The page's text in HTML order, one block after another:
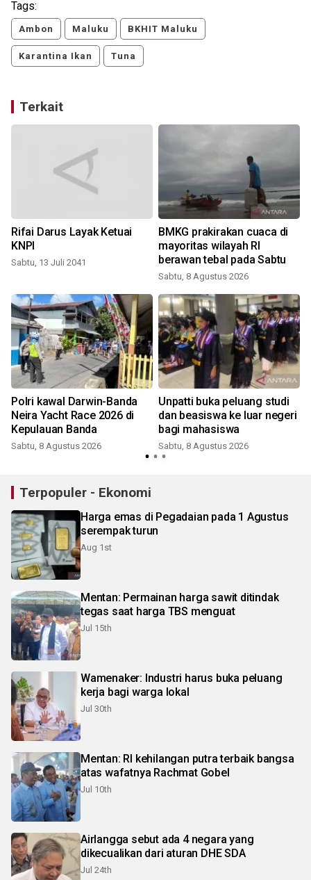
Tags:
Ambon Maluku BKHIT Maluku
Karantina Ikan Tuna
Terkait
Rifai Darus Layak Ketuai
KNPI
Sabtu, 13 Juli 2041
BMKG prakirakan cuaca di
mayoritas wilayah RI
berawan tebal pada Sabtu
Sabtu, 8 Agustus 2026
Polri kawal Darwin-Banda
Neira Yacht Race 2026 di
Kepulauan Banda
Sabtu, 8 Agustus 2026
Unpatti buka peluang studi
dan beasiswa ke luar negeri
bagi mahasiswa
Sabtu, 8 Agustus 2026
Terpopuler - Ekonomi
Harga emas di Pegadaian pada 1 Agustus
serempak turun
Aug 1st
Mentan: Permainan harga sawit ditindak
tegas saat harga TBS menguat
Jul 15th
Wamenaker: Industri harus buka peluang
kerja bagi warga lokal
Jul 30th
Mentan: RI kehilangan putra terbaik bangsa
atas wafatnya Rachmat Gobel
Jul 10th
Airlangga sebut ada 4 negara yang
dikecualikan dari aturan DHE SDA
Jul 24th